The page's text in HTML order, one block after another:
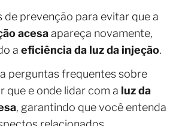
de prevenção para evitar que a
acesaapareça novamente,
a eficiência da luz da injeção.
perguntas frequentes sobre
que e onde lidar com a luz da
, garantindo que você entenda